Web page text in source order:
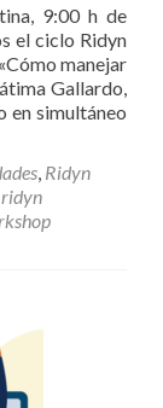
9:00 h de
el ciclo Ridyn
manejar
Gallardo,
en simultáneo
, Ridyn
ridyn